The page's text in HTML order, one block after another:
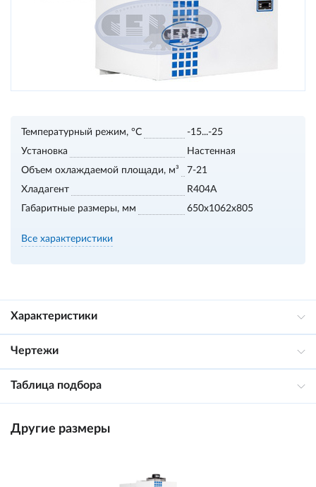
Температурный режим, °С
-15...-25
Установка
Настенная
Объем охлаждаемой площади, м³
7-21
Хладагент
R404A
Габаритные размеры, мм
650x1062x805
Все характеристики
Характеристики
Чертежи
Таблица подбора
Другие размеры